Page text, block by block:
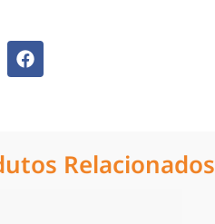
Relacionados